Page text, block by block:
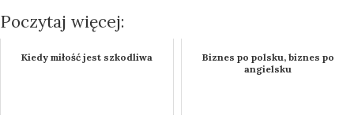
Poczytaj więcej:
Kiedy miłość jest szkodliwa
Biznes po polsku, biznes po
angielsku